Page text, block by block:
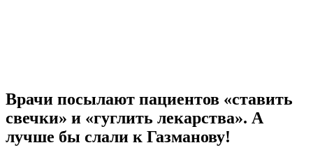
Врачи посылают пациентов «ставить
свечки» и «гуглить лекарства». А
лучше бы слали к Газманову!